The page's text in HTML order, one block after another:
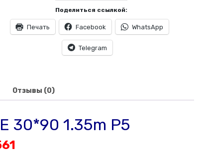
quantity
Поделиться ссылкой:
Печать Facebook WhatsApp
Telegram
Отзывы (0)
30*90 1.35m P5